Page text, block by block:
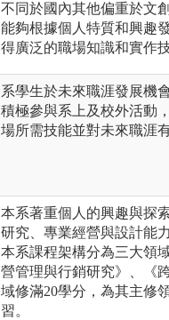
不同於國內其他偏重於文
能夠根據個人特質和興趣
得廣泛的職場知識和實作技
系學生於未來職涯發展機
積極參與系上及校外活動
場所需技能並對未來職涯
本系著重個人的興趣與探
研究、專業經營與設計能力
本系課程架構分為三大領
營管理與行銷研究》、《
域修滿20學分，為其主修
習。